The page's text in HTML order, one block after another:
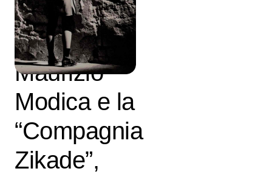
Ferruzzi,
F.F.,
Maurizio
Modica e la
“Compagnia
Zikade”,